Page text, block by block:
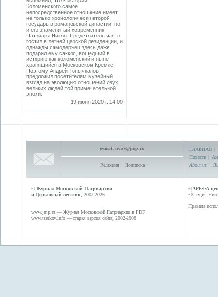
Коломенского самое
непосредственное отношение имеет
не только хронологически второй
государь в романовской династии, но
и его знаменитый современник
Патриарх Никон. Предстоятель часто
гостил в летней царской резиденции, и
однажды самодержец здесь даже
подарил ему саккос, вошедший в
историю как коломенский и ныне
хранящийся в Московском Кремле.
Поэтому Андрей Топычканов
предложил посетителям музейный
взгляд на эволюцию отношений двух
великих людей той примечательной
эпохи.
19 июня 2020 г. 14:00
e-mail: news@jmp.ru
Редакция Подписка
ГЛАВНАЯ |
Новости |
About us |
© Журнал Московской Патриархии
и Церковный вестник , 2007-2026
www.jmp.ru — Журнал Московской Патриархии в PDF
www.tserkov.info — старая версия сайта, 2002-2008
©АРЕФА-
©Студия
Правила